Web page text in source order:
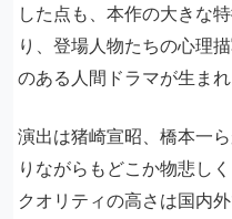
した点も、本作の大きな
り、登場人物たちの心理
のある人間ドラマが生まれ
演出は猪崎宣昭、橋本一
りながらもどこか物悲し
クオリティの高さは国内